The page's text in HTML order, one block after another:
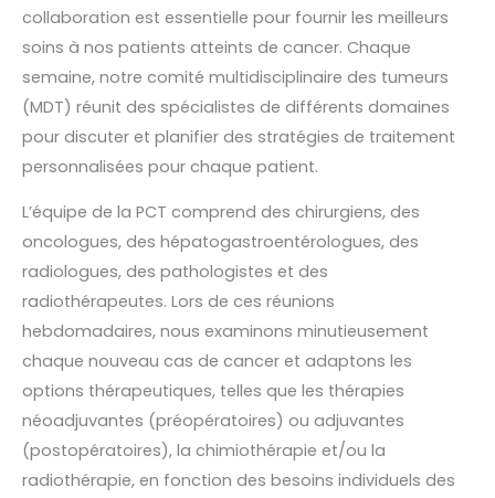
collaboration est essentielle pour fournir les meilleurs
soins à nos patients atteints de cancer. Chaque
semaine, notre comité multidisciplinaire des tumeurs
(MDT) réunit des spécialistes de différents domaines
pour discuter et planifier des stratégies de traitement
personnalisées pour chaque patient.
L’équipe de la PCT comprend des chirurgiens, des
oncologues, des hépatogastroentérologues, des
radiologues, des pathologistes et des
radiothérapeutes. Lors de ces réunions
hebdomadaires, nous examinons minutieusement
chaque nouveau cas de cancer et adaptons les
options thérapeutiques, telles que les thérapies
néoadjuvantes (préopératoires) ou adjuvantes
(postopératoires), la chimiothérapie et/ou la
radiothérapie, en fonction des besoins individuels des